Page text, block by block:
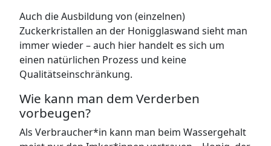
Auch die Ausbildung von (einzelnen)
Zuckerkristallen an der Honigglaswand sieht man
immer wieder – auch hier handelt es sich um
einen natürlichen Prozess und keine
Qualitätseinschränkung.
Wie kann man dem Verderben
vorbeugen?
Als Verbraucher*in kann man beim Wassergehalt